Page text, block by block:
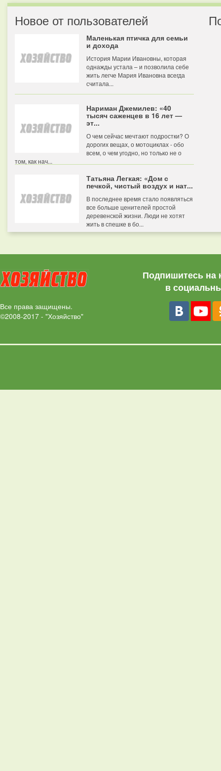
Новое от пользователей
Маленькая птичка для семьи
и дохода
История Марии Ивановны, которая
однажды устала – и позволила себе
жить легче Мария Ивановна всегда
считала...
Нариман Джемилев: «40
тысяч саженцев в 16 лет —
эт...
О чем сейчас мечтают подростки? О
дорогих вещах, о мотоциклах - обо
всем, о чем угодно, но только не о
том, как нач...
Татьяна Легкая: «Дом с
печкой, чистый воздух и нат...
В последнее время стало появляться
все больше ценителей простой
деревенской жизни. Люди не хотят
жить в спешке в бо...
Все права защищены.
©2008-2017 - "Хозяйство"
Подпишитесь на
в